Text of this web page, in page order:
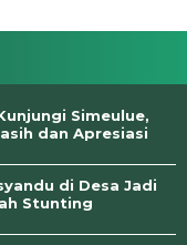
Simeulue,
dan Apresiasi
di Desa Jadi
Stunting